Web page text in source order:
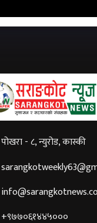
पोखरा - ८, न्युरोड, कास्की
+९७७०६१४४५०००